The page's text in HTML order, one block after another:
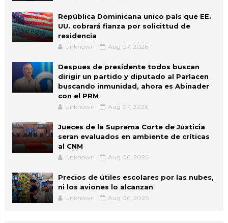
República Dominicana unico país que EE.
UU. cobrará fianza por solicittud de
residencia
Unknown Aug 07, 2026
Despues de presidente todos buscan
dirigir un partido y diputado al Parlacen
buscando inmunidad, ahora es Abinader
con el PRM
Unknown Aug 07, 2026
Jueces de la Suprema Corte de Justicia
seran evaluados en ambiente de críticas
al CNM
Unknown Aug 06, 2026
Precios de útiles escolares por las nubes,
ni los aviones lo alcanzan
Unknown Aug 06, 2026